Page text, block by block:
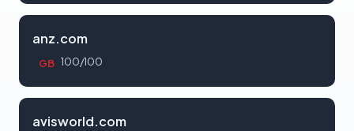
anz.com
GB 100/100
avisworld.com